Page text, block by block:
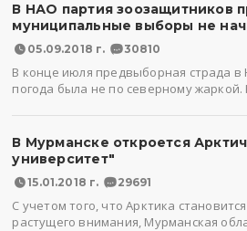
В НАО партия зоозащитников
муниципальные выборы не
05.09.2018 г. 30810
В конце июля предвыборная страда
погода была не по северному
В Мурманске откроется
университет"
15.01.2018 г. 29691
С учетом того, что Арктика
растущего внимания, Мурманская